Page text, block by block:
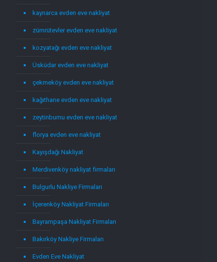
kaynarca evden eve nakliyat
zümrütevler evden eve nakliyat
kozyatağı evden eve nakliyat
Üsküdar evden eve nakliyat
çekmeköy evden eve nakliyat
kağıthane evden eve nakliyat
zeytinburnu evden eve nakliyat
florya evden eve nakliyat
Kayışdağı Nakliyat
Merdivenköy nakliyat firmaları
Bulgurlu Nakliye Firmaları
İçerenköy Nakliyat Firmaları
Bayrampaşa Nakliyat Firmaları
Bakırköy Nakliye Firmaları
Evden Eve Nakliyat